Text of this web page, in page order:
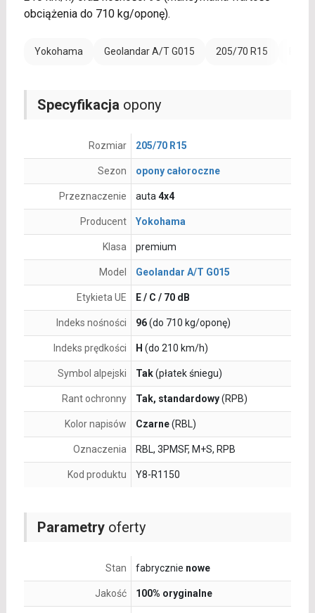
obciążenia do 710 kg/oponę).
Yokohama Geolandar A/T G015 205/70 R15
Parametryoferty
Stan fabrycznie nowe
Jakość 100% oryginalne
Specyfikacja opony
Rozmiar 205/70 R15
Sezon opony całoroczne
Przeznaczenie auta 4x4
Producent Yokohama
Klasa premium
Model Geolandar A/T G015
Etykieta UE E / C / 70 dB
Indeks nośności 96(do 710 kg/oponę)
Indeks prędkości H (do 210 km/h)
Symbol alpejski Tak(płatek śniegu)
Rant ochronny Tak, standardowy(RPB)
Kolor napisów Czarne(RBL)
Oznaczenia RBL, 3PMSF, M+S, RPB
Kod produktu Y8-R1150